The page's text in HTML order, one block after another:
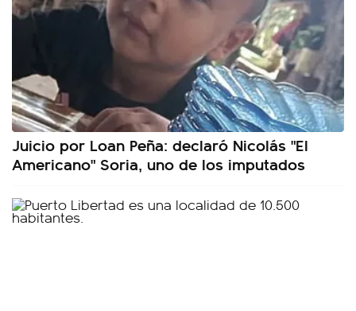
Juicio por Loan Peña: declaró Nicolás "El
Americano" Soria, uno de los imputados